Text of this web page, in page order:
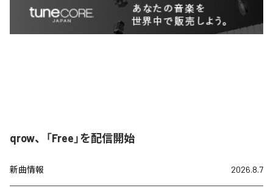
qrow、「Free」を配信開始
新曲情報 2026.8.7